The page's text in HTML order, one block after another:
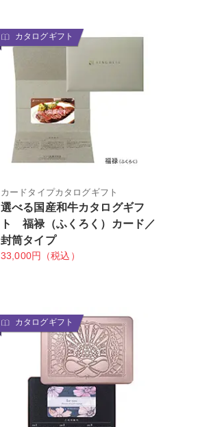
カタログギフト
カードタイプカタログギフト
選べる国産和牛カタログギフ
ト 福禄（ふくろく）カード／
封筒タイプ
33,000円（税込）
カタログギフト